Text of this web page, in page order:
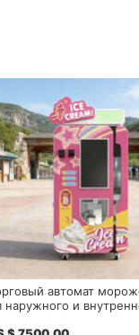
автомат
наружного и